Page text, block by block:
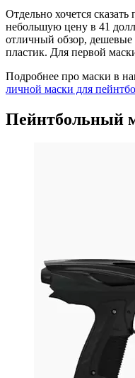
Отдельно хочется
небольшую цену в 41
отличный обзор, дешевые
пластик. Для первой
Подробнее про маски в
личной маски для
Пейнтбольный